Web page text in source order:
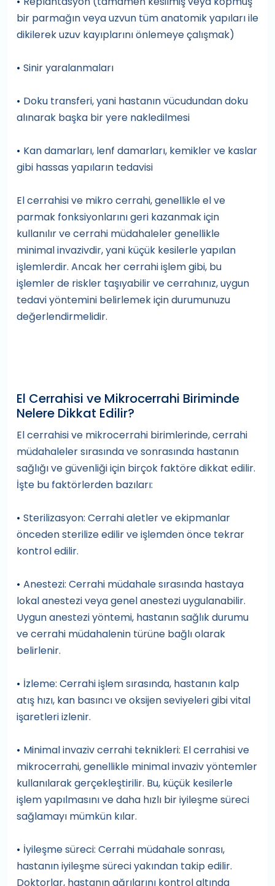
bir parmağın veya uzvun tüm anatomik yapıları ile
dikilerek uzuv kayıplarını önlemeye çalışmak)
• Sinir yaralanmaları
• Doku transferi, yani hastanın vücudundan doku
alınarak başka bir yere nakledilmesi
• Kan damarları, lenf damarları, kemikler ve kaslar
gibi hassas yapıların tedavisi
El cerrahisi ve mikro cerrahi, genellikle el ve
parmak fonksiyonlarını geri kazanmak için
kullanılır ve cerrahi müdahaleler genellikle
minimal invazivdir, yani küçük kesilerle yapılan
işlemlerdir. Ancak her cerrahi işlem gibi, bu
işlemler de riskler taşıyabilir ve cerrahınız, uygun
tedavi yöntemini belirlemek için durumunuzu
değerlendirmelidir.
El Cerrahisi ve Mikrocerrahi Biriminde
Nelere Dikkat Edilir?
El cerrahisi ve mikrocerrahi birimlerinde, cerrahi
müdahaleler sırasında ve sonrasında hastanın
sağlığı ve güvenliği için birçok faktöre dikkat edilir.
İşte bu faktörlerden bazıları:
• Sterilizasyon: Cerrahi aletler ve ekipmanlar
önceden sterilize edilir ve işlemden önce tekrar
kontrol edilir.
• Anestezi: Cerrahi müdahale sırasında hastaya
lokal anestezi veya genel anestezi uygulanabilir.
Uygun anestezi yöntemi, hastanın sağlık durumu
ve cerrahi müdahalenin türüne bağlı olarak
belirlenir.
• İzleme: Cerrahi işlem sırasında, hastanın kalp
atış hızı, kan basıncı ve oksijen seviyeleri gibi vital
işaretleri izlenir.
• Minimal invaziv cerrahi teknikleri: El cerrahisi ve
mikrocerrahi, genellikle minimal invaziv yöntemler
kullanılarak gerçekleştirilir. Bu, küçük kesilerle
işlem yapılmasını ve daha hızlı bir iyileşme süreci
sağlamayı mümkün kılar.
• İyileşme süreci: Cerrahi müdahale sonrası,
hastanın iyileşme süreci yakından takip edilir.
Doktorlar, hastanın ağrılarını kontrol altında